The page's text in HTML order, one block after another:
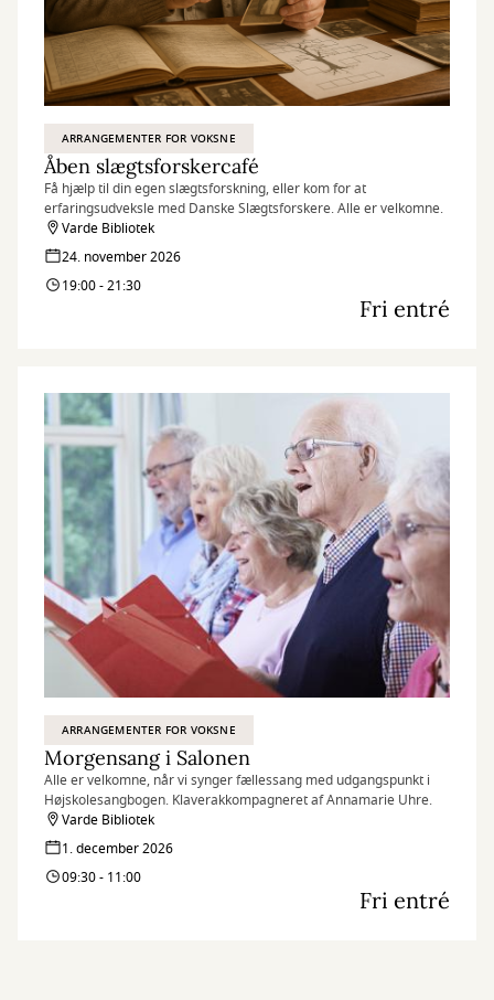
ARRANGEMENTER FOR VOKSNE
Åben slægtsforskercafé
Få hjælp til din egen slægtsforskning, eller kom for at
erfaringsudveksle med Danske Slægtsforskere. Alle er velkomne.
Varde Bibliotek
24. november 2026
19:00 - 21:30
Fri entré
ARRANGEMENTER FOR VOKSNE
Morgensang i Salonen
Alle er velkomne, når vi synger fællessang med udgangspunkt i
Højskolesangbogen. Klaverakkompagneret af Annamarie Uhre.
Varde Bibliotek
1. december 2026
09:30 - 11:00
Fri entré